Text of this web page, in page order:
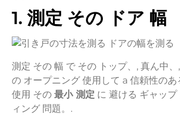
1. 測定 その ドア 幅
測定 その 幅 で その トップ、, 真ん中、,
の オープニング 使用して a 信頼性のあ
使用 その 最小 測定 に 避ける ギャップ
ィング 問題。.